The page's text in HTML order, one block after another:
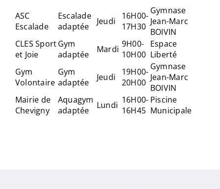
ASC
Escalade
Escalade
adaptée
Jeudi
16H00-
17H30
Gymnase
Jean-Marc
BOIVIN
CLES Sport
et Joie
Gym
adaptée
Mardi 9H00-
10H00
Espace
Liberté
Gym
Volontaire
Gym
adaptée
Jeudi
19H00-
20H00
Gymnase
Jean-Marc
BOIVIN
Mairie de
Chevigny
Aquagym
adaptée
Lundi 16H00-
16H45
Piscine
Municipale